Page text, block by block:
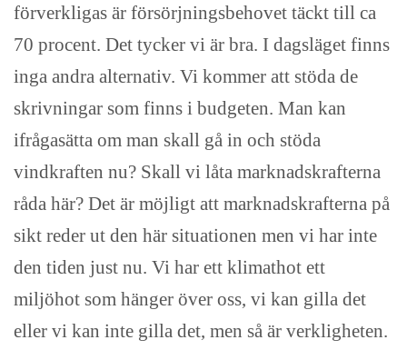
förverkligas är försörjningsbehovet täckt till ca
70 procent. Det tycker vi är bra. I dagsläget finns
inga andra alternativ. Vi kommer att stöda de
skrivningar som finns i budgeten. Man kan
ifrågasätta om man skall gå in och stöda
vindkraften nu? Skall vi låta marknadskrafterna
råda här? Det är möjligt att marknadskrafterna på
sikt reder ut den här situationen men vi har inte
den tiden just nu. Vi har ett klimathot ett
miljöhot som hänger över oss, vi kan gilla det
eller vi kan inte gilla det, men så är verkligheten.